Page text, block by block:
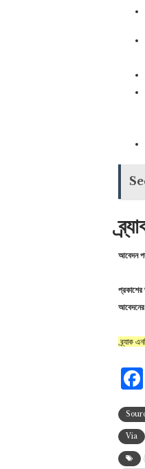
আবেদন
প্রকাশের
ব্র্যাক
Via